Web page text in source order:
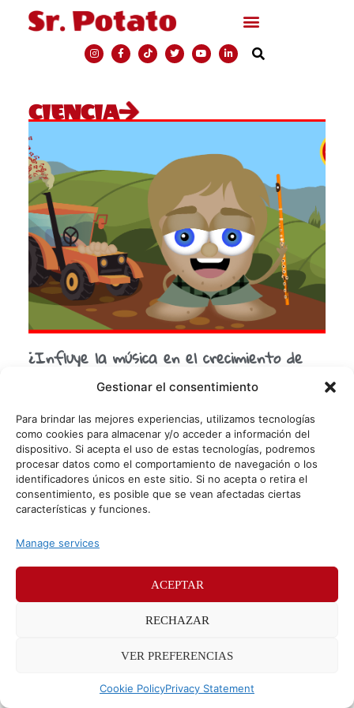
Gestionar el consentimiento
Para brindar las mejores experiencias, utilizamos tecnologías
como cookies para almacenar y/o acceder a información del
dispositivo. Si acepta el uso de estas tecnologías, podremos
procesar datos como el comportamiento de navegación o los
identificadores únicos en este sitio. Si no acepta o retira el
consentimiento, es posible que se vean afectadas ciertas
características y funciones.
Manage services
ACEPTAR
RECHAZAR
VER PREFERENCIAS
Cookie PolicyPrivacy Statement
CIENCIA
¿Influye la música en el crecimiento de
las patatas?
mi hueco en su blog para informaros siempre sobre temas
musicales, este momento tenía que llegar, no
© Sr. Potato 2026